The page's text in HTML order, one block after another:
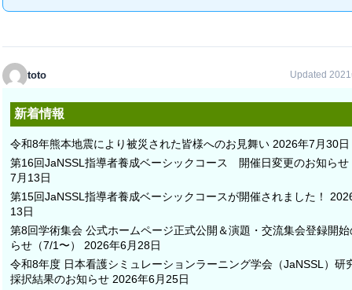
toto Updated
新着情報
令和8年熊本地震により被災された皆様へのお見舞い 2026年7月30日
第16回JaNSSL指導者養成ベーシックコース 開催日変更のお知らせ
7月13日
第15回JaNSSL指導者養成ベーシックコースが開催されました！
13日
第8回学術集会 公式ホームページ正式公開＆演題・交流集会登録開
らせ（7/1〜）
2026年6月28日
令和8年度 日本看護シミュレーションラーニング学会（JaNSSL）研
採択結果のお知らせ 2026年6月25日